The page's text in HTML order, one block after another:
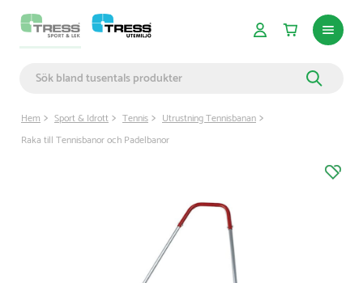
Hem Sport & Idrott Tennis
Utrustning Tennisbanan
Raka till Tennisbanor och Padelbanor